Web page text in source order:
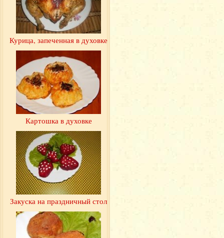
Курица, запеченная в духовке
Картошка в духовке
Закуска на праздничный стол